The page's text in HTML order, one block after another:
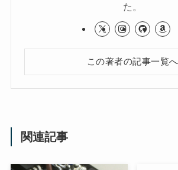
た。
この著者の記事一覧へ
関連記事